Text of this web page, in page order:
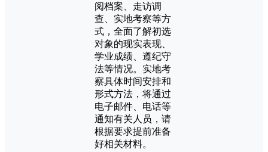
阅档案、走访调
查、实地考察等方
式，全面了解初选
对象的现实表现、
学业成绩、遵纪守
法等情况。实地考
察具体时间安排和
形式方法，将通过
电子邮件、电话等
通知有关人员，请
根据要求提前准备
好相关材料。